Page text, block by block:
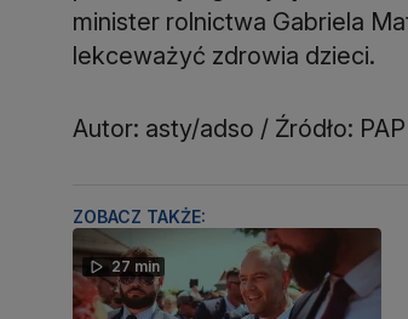
minister rolnictwa Gabriela
lekceważyć zdrowia dzieci.
Autor: asty/adso / Źródło: PAP
ZOBACZ TAKŻE:
27 min